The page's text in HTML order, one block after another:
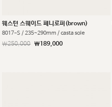
웨스턴 스웨이드 페니로퍼(brown)
8017-S / 235~290mm / casta sole
￦250,000 ￦189,000